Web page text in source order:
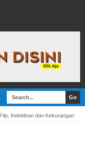
Kelebihan dan Kekurangan